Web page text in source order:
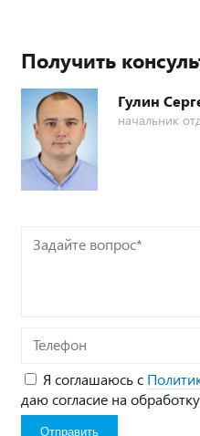
Получить
Гулин
начальник
Задайте
вопрос*
Телефон
Я соглашаюсь с
даю согласие на